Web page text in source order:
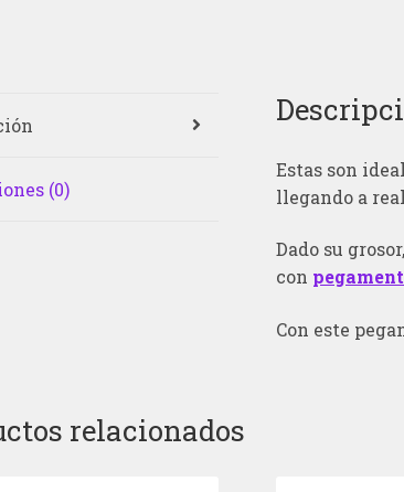
(0)
Estas son
llegando a
Dado su
con
Con este
relacionados